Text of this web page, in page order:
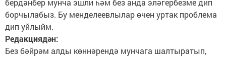
бердәнбер мунча эшли һәм без анда эләгербезме дип
борчылабыз. Бу менделеевлылар өчен уртак проблема
дип уйлыйм.
Редакциядән:
Без бәйрәм алды көннәрендә мунчага шалтыратып,